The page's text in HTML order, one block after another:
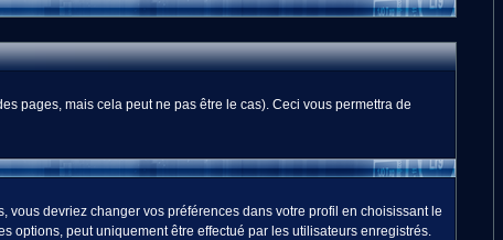
pages, mais cela peut ne pas être le cas). Ceci vous permettra de
vous devriez changer vos préférences dans votre profil en choisissant le
options, peut uniquement être effectué par les utilisateurs enregistrés.